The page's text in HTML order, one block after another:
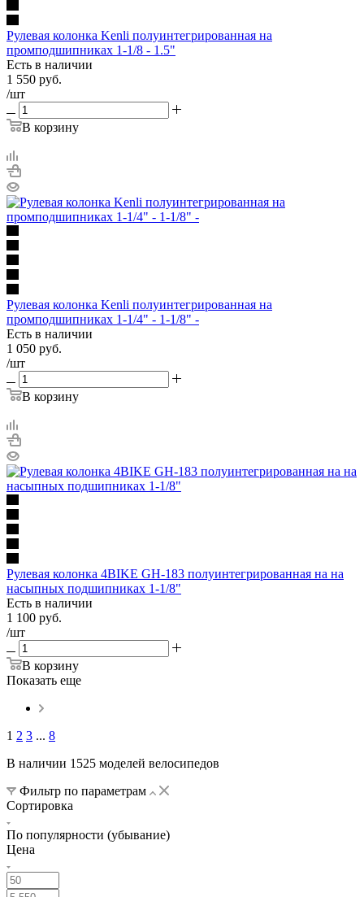
Рулевая колонка Kenli полуинтегрированная на
промподшипниках 1-1/8 - 1.5"
Есть в наличии
1 550 руб.
/шт
В корзину
Рулевая колонка Kenli полуинтегрированная на
промподшипниках 1-1/4" - 1-1/8" -
Есть в наличии
1 050 руб.
/шт
В корзину
Рулевая колонка 4BIKE GH-183 полуинтегрированная на на
насыпных подшипниках 1-1/8"
Есть в наличии
1 100 руб.
/шт
В корзину
Показать еще
1 2 3 ... 8
В наличии 1525 моделей велосипедов
Фильтр по параметрам
Сортировка
По популярности (убывание)
Цена